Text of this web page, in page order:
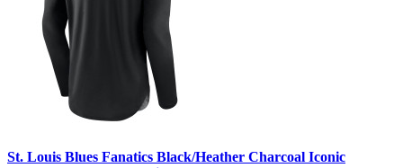
St. Louis Blues Fanatics Black/Heather Charcoal Iconic